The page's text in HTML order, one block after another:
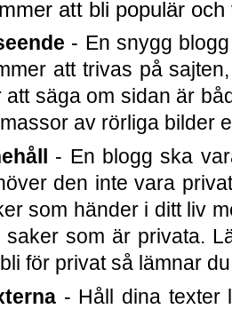
att bli populär
- En snygg
att trivas på
att säga om sidan är
av rörliga bilder
- En blogg ska
den inte vara
som händer i ditt liv
saker som är privata.
för privat så lämnar
- Håll dina texter